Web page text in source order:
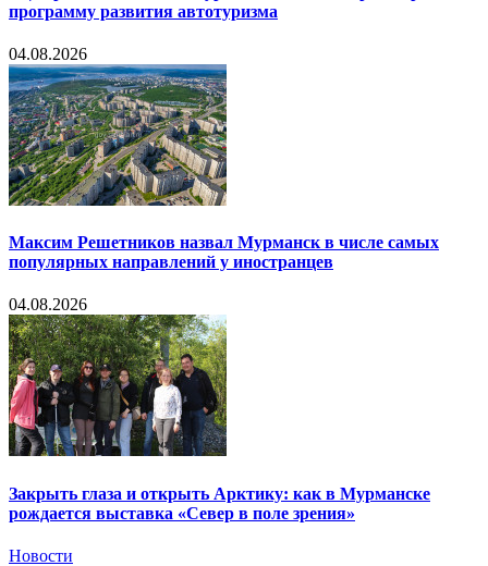
программу развития автотуризма
04.08.2026
Максим Решетников назвал Мурманск в числе самых
популярных направлений у иностранцев
04.08.2026
Закрыть глаза и открыть Арктику: как в Мурманске
рождается выставка «Север в поле зрения»
Новости